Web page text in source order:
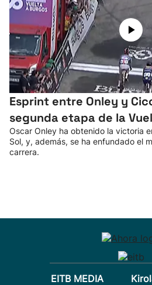
Esprint entre Onley y
segunda etapa de la
Oscar Onley ha obtenido la victoria
Sol, y, además, se ha enfundado el
carrera.
EITB MEDIA